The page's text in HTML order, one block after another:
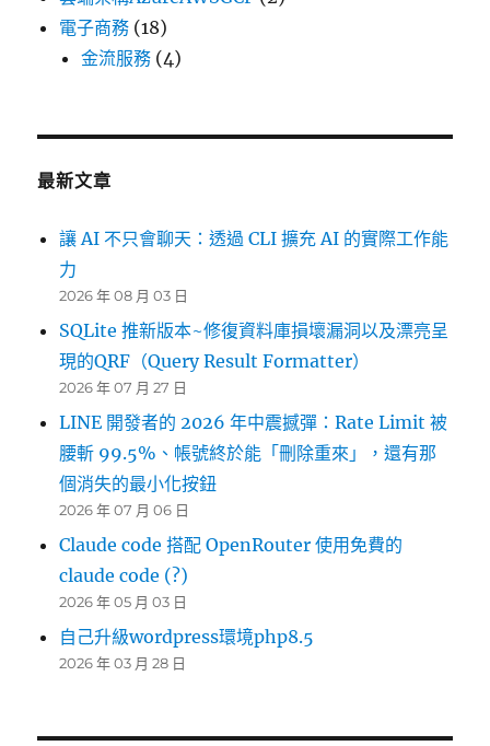
電子商務 (18)
金流服務 (4)
最新文章
讓 AI 不只會聊天：透過 CLI 擴充 AI 的實際工作能
力
2026 年 08 月 03 日
SQLite 推新版本~修復資料庫損壞漏洞以及漂亮呈
現的QRF（Query Result Formatter）
2026 年 07 月 27 日
LINE 開發者的 2026 年中震撼彈：Rate Limit 被
腰斬 99.5%、帳號終於能「刪除重來」，還有那
個消失的最小化按鈕
2026 年 07 月 06 日
Claude code 搭配 OpenRouter 使用免費的
claude code (?)
2026 年 05 月 03 日
自己升級wordpress環境php8.5
2026 年 03 月 28 日